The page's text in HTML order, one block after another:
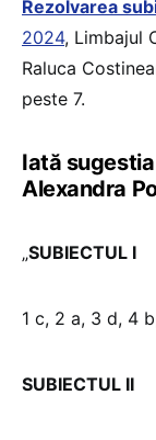
Rezolvarea
2024, Limbajul
Raluca
peste 7.
Iată
Alexandra
„SUBIECTUL I
1 c, 2 a, 3 d, 4
SUBIECTUL II